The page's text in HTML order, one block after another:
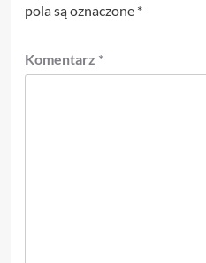
pola są oznaczone *
Komentarz *